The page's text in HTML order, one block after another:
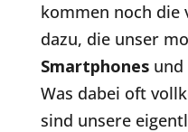
kommen noch die
dazu, die unser
Smartphonesund
Was dabei oft
sind unsere